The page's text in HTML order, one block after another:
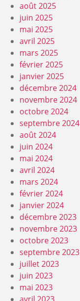
août 2025
juin 2025
mai 2025
avril 2025
mars 2025
février 2025
janvier 2025
décembre 2024
novembre 2024
octobre 2024
septembre 2024
août 2024
juin 2024
mai 2024
avril 2024
mars 2024
février 2024
janvier 2024
décembre 2023
novembre 2023
octobre 2023
septembre 2023
juillet 2023
juin 2023
mai 2023